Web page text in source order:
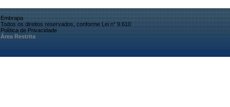
Embrapa
Todos os direitos reservados, conforme Lei n° 9.610
Política de Privacidade
Área Restrita